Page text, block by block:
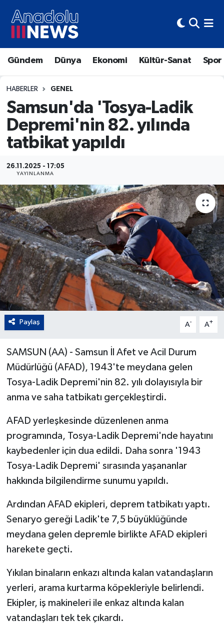
Gündem Dünya Ekonomi Kültür-Sanat Spor
HABERLER GENEL
Samsun'da 'Tosya-Ladik
Depremi'nin 82. yılında
tatbikat yapıldı
26.11.2025 - 17:05
YAYINLANMA
Paylaş A- A+
SAMSUN (AA) - Samsun İl Afet ve Acil Durum
Müdürlüğü (AFAD), 1943'te meydana gelen
Tosya-Ladik Depremi'nin 82. yılı dolayısıyla bir
anma ve saha tatbikatı gerçekleştirdi.
AFAD yerleşkesinde düzenlenen anma
programında, Tosya-Ladik Depremi'nde hayatını
kaybedenler için dua edildi. Daha sonra '1943
Tosya-Ladik Depremi' sırasında yaşananlar
hakkında bilgilendirme sunumu yapıldı.
Ardından AFAD ekipleri, deprem tatbikatı yaptı.
Senaryo gereği Ladik'te 7,5 büyüklüğünde
meydana gelen depremle birlikte AFAD ekipleri
harekete geçti.
Yıkılan binaların enkazı altında kalan vatandaşların
yerleri, arama kurtarma köpekleriyle belirlendi.
Ekipler, iş makineleri ile enkaz altında kalan
vatandaşları tek tek çıkardı.
Hava Durumu
Trafik Durumu
Süper Lig Puan Durumu ve Fikstür
Tüm Manşetler
Son Dakika Haberleri
Haber Arşivi